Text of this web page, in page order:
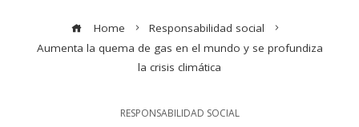
Home
Responsabilidad social
Aumenta la quema de gas en el mundo y se profundiza
la crisis climática
RESPONSABILIDAD SOCIAL